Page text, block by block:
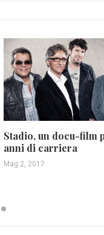
Stadio, un docu-film
anni di carriera
Mag 2, 2017